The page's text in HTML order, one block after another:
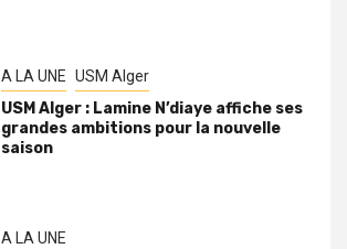
A LA UNE USM Alger
USM Alger : Lamine N’diaye affiche ses
grandes ambitions pour la nouvelle
saison
A LA UNE